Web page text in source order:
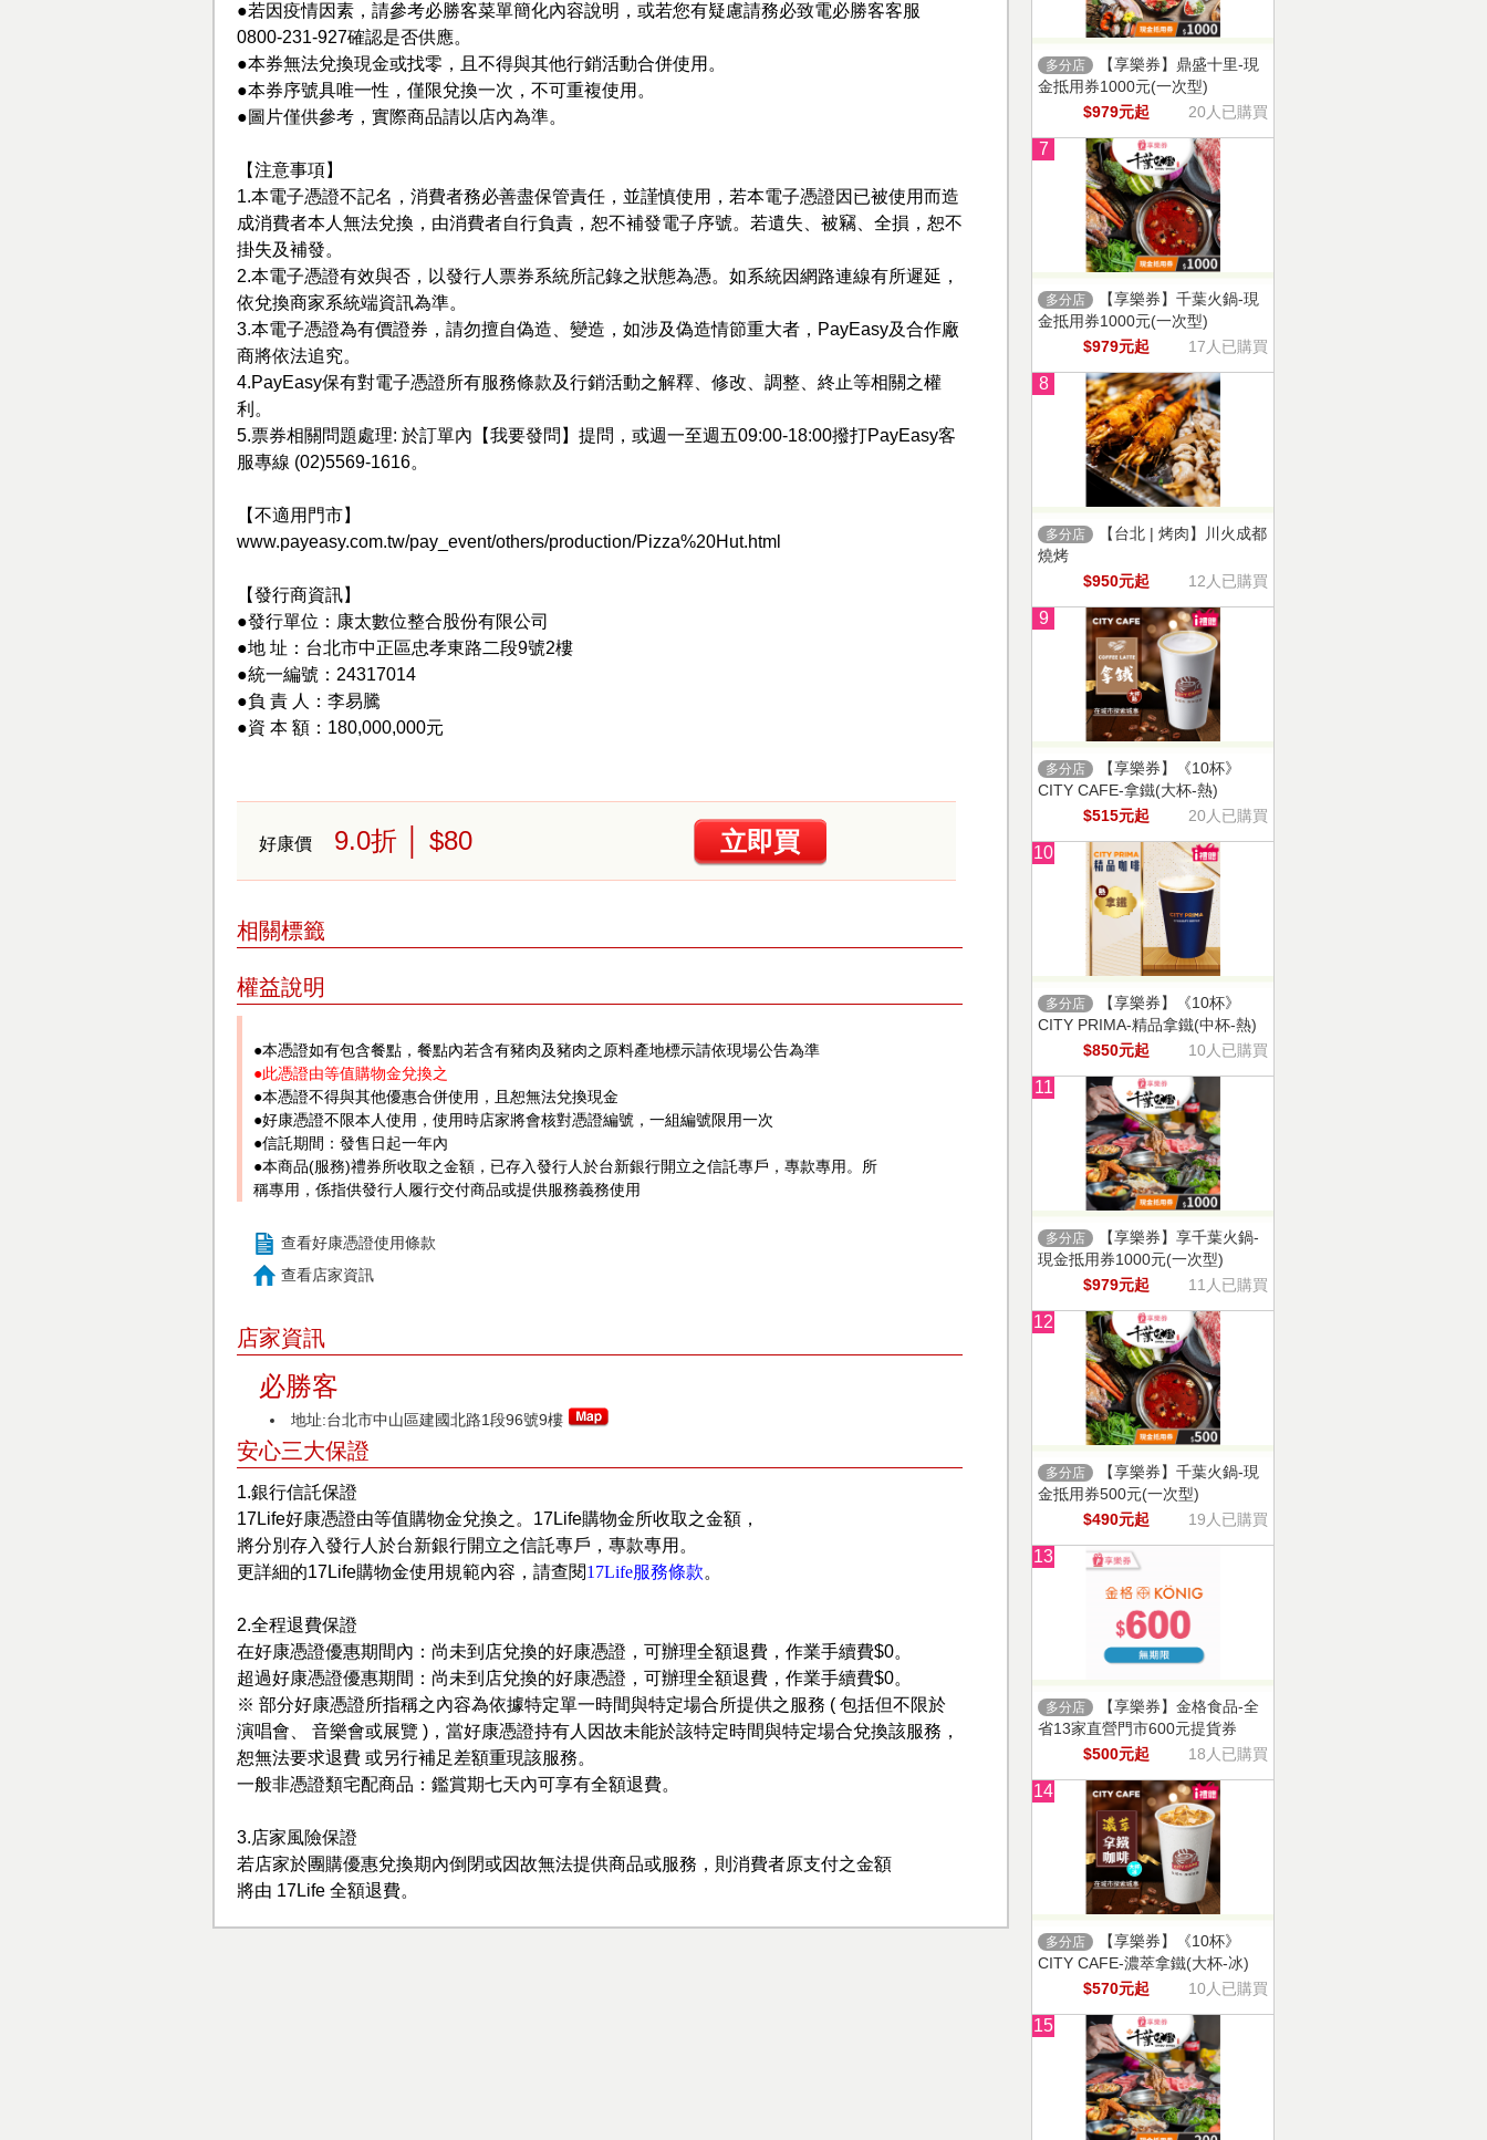
●若因疫情因素，請參考必勝客菜單簡化內容說明，或若您有疑慮請務必致電必勝客客服
0800-231-927確認是否供應。
●本券無法兌換現金或找零，且不得與其他行銷活動合併使用。
●本券序號具唯一性，僅限兌換一次，不可重複使用。
●圖片僅供參考，實際商品請以店內為準。
【注意事項】
1.本電子憑證不記名，消費者務必善盡保管責任，並謹慎使用，若本電子憑證因已被使用而造
成消費者本人無法兌換，由消費者自行負責，恕不補發電子序號。若遺失、被竊、全損，恕不
掛失及補發。
2.本電子憑證有效與否，以發行人票券系統所記錄之狀態為憑。如系統因網路連線有所遲延，
依兌換商家系統端資訊為準。
3.本電子憑證為有價證券，請勿擅自偽造、變造，如涉及偽造情節重大者，PayEasy及合作廠
商將依法追究。
4.PayEasy保有對電子憑證所有服務條款及行銷活動之解釋、修改、調整、終止等相關之權
利。
5.票券相關問題處理: 於訂單內【我要發問】提問，或週一至週五09:00-18:00撥打PayEasy客
服專線 (02)5569-1616。
【不適用門市】
www.payeasy.com.tw/pay_event/others/production/Pizza%20Hut.html
【發行商資訊】
●發行單位：康太數位整合股份有限公司
●地 址：台北市中正區忠孝東路二段9號2樓
●統一編號：24317014
●負 責 人：李易騰
●資 本 額：180,000,000元
好康價 9.0折 │ $80 立即買
相關標籤
權益說明
●本憑證如有包含餐點，餐點內若含有豬肉及豬肉之原料產地標示請依現場公告為準
●此憑證由等值購物金兌換之
●本憑證不得與其他優惠合併使用，且恕無法兌換現金
●好康憑證不限本人使用，使用時店家將會核對憑證編號，一組編號限用一次
●信託期間：發售日起一年內
●本商品(服務)禮券所收取之金額，已存入發行人於台新銀行開立之信託專戶，專款專用。所
稱專用，係指供發行人履行交付商品或提供服務義務使用
查看好康憑證使用條款
查看店家資訊
店家資訊
必勝客
地址:台北市中山區建國北路1段96號9樓
安心三大保證
1.銀行信託保證
17Life好康憑證由等值購物金兌換之。17Life購物金所收取之金額，
將分別存入發行人於台新銀行開立之信託專戶，專款專用。
更詳細的17Life購物金使用規範內容，請查閱17Life服務條款。
2.全程退費保證
在好康憑證優惠期間內：尚未到店兌換的好康憑證，可辦理全額退費，作業手續費$0。
超過好康憑證優惠期間：尚未到店兌換的好康憑證，可辦理全額退費，作業手續費$0。
※ 部分好康憑證所指稱之內容為依據特定單一時間與特定場合所提供之服務 ( 包括但不限於
演唱會、 音樂會或展覽 )，當好康憑證持有人因故未能於該特定時間與特定場合兌換該服務，
恕無法要求退費 或另行補足差額重現該服務。
一般非憑證類宅配商品：鑑賞期七天內可享有全額退費。
3.店家風險保證
若店家於團購優惠兌換期內倒閉或因故無法提供商品或服務，則消費者原支付之金額
將由 17Life 全額退費。
多分店
【享樂券】鼎盛十里-現
金抵用券1000元(一次型)
$979元起
20人已購買
7
多分店
【享樂券】千葉火鍋-現
金抵用券1000元(一次型)
$979元起
17人已購買
8
多分店
【台北 | 烤肉】川火成都
燒烤
$950元起
12人已購買
9
多分店
【享樂券】《10杯》
CITY CAFE-拿鐵(大杯-熱)
$515元起
20人已購買
10
多分店
【享樂券】《10杯》
CITY PRIMA-精品拿鐵(中杯-熱)
$850元起
10人已購買
11
多分店
【享樂券】享千葉火鍋-
現金抵用券1000元(一次型)
$979元起
11人已購買
12
多分店
【享樂券】千葉火鍋-現
金抵用券500元(一次型)
$490元起
19人已購買
13
多分店
【享樂券】金格食品-全
省13家直營門市600元提貨券
$500元起
18人已購買
14
多分店
【享樂券】《10杯》
CITY CAFE-濃萃拿鐵(大杯-冰)
$570元起
10人已購買
15